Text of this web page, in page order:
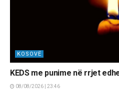
KOSOVË
KEDS me punime në rrjet
08/08/2026 | 23:46